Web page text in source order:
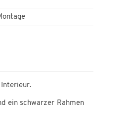
ein schwarzer Rahmen